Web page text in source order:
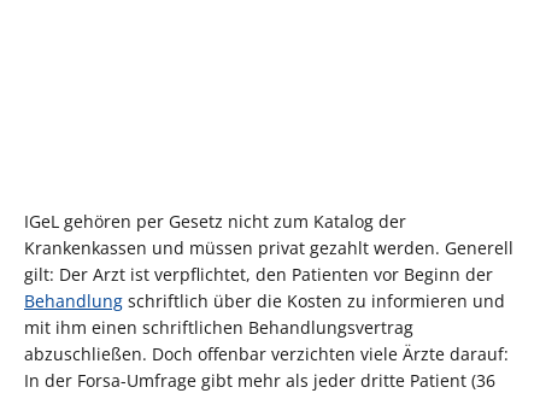
IGeL gehören per Gesetz nicht zum Katalog der
Krankenkassen und müssen privat gezahlt werden. Generell
gilt: Der Arzt ist verpflichtet, den Patienten vor Beginn der
Behandlung schriftlich über die Kosten zu informieren und
mit ihm einen schriftlichen Behandlungsvertrag
abzuschließen. Doch offenbar verzichten viele Ärzte darauf:
In der Forsa-Umfrage gibt mehr als jeder dritte Patient (36